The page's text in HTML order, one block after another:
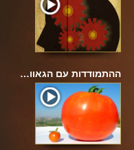
ההתמודדות עם הגאוו…